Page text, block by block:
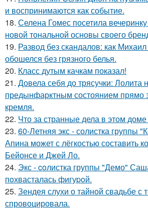
и воспринимаются как событие.
18. Селена Гомес посетила вечеринку
новой тональной основы своего
19. Развод без скандалов: как Михаил
обошелся без грязного белья.
20. Класс дутым качкам показал!
21. Довела себя до трясучки: Лолита
предынфарктным состоянием прямо
кремля.
22. Что за странные дела в этом доме
23. 60-Летняя экс - солистка группы
Апина может с лёгкостью составить
Бейонсе и Джей Ло.
24. Экс - coлистка группы "Демо"
пoхвасталась фигуpoй.
25. Зендея слухи о тайной свадьбе с
спровоцировала.